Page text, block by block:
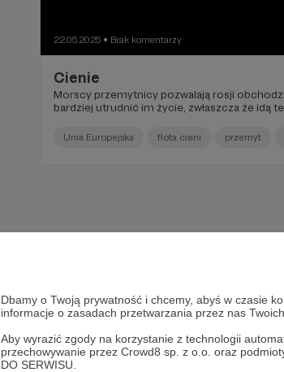
Dbamy o Twoją prywatność i chcemy, abyś w czasie
informacje o zasadach przetwarzania przez nas
Aby wyrazić zgody na korzystanie z technologii
przechowywanie przez Crowd8 sp. z o.o. oraz
DO SERWISU.
22.05.2025 ● Brak komentarzy
Cienie
Morscy przemytnicy pozwalają rosji
bardziej utrudnić im życie, zwłaszcza że idą
Unia Europejska flota cieni przemyt